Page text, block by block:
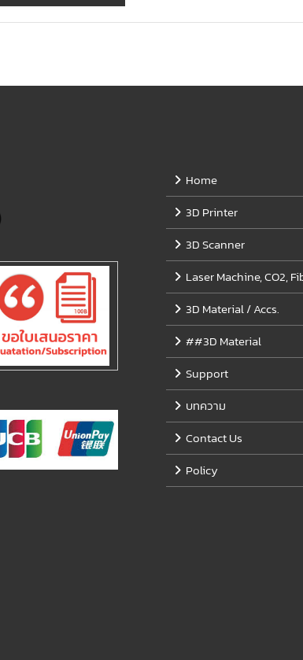
Home
3D Printer
3D Scanner
Laser Machine, CO2,
3D Material / Accs.
##3D Material
Support
บทความ
Contact Us
Policy